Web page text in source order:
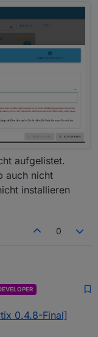
ihn gerade nicht.
aufgelistet.
auch nicht
installieren
0
0.4.8-Final]